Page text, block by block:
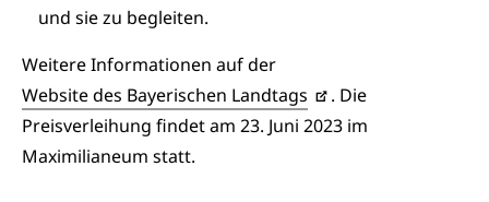
und sie zu begleiten.
Weitere Informationen auf der
Website des Bayerischen Landtags
. Die
Preisverleihung findet am 23. Juni 2023 im
Maximilianeum statt.